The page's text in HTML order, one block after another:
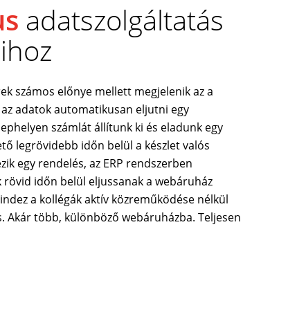
adatszolgáltatás
számos előnye mellett megjelenik az a
adatok automatikusan eljutni egy
számlát állítunk ki és eladunk egy
legrövidebb időn belül a készlet valós
egy rendelés, az ERP rendszerben
időn belül eljussanak a webáruház
a kollégák aktív közreműködése nélkül
Akár több, különböző webáruházba. Teljesen